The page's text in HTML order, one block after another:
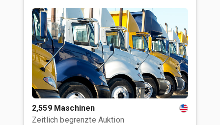
2,559 Maschinen
Zeitlich begrenzte Auktion